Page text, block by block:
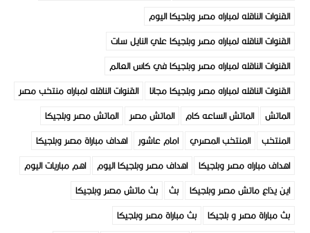
القنوات الناقله لمباراه مصر وبلجيكا اليوم
القنوات الناقله لمباراه مصر وبلجيكا علي النايل سات
القنوات الناقله لمباراه مصر وبلجيكا في كاس العالم
القنوات الناقله لمباراه مصر وبلجيكا مجانا
القنوات الناقله لمباراه منتخب مصر
الماتش
الماتش الساعه كام الماتش مصر
الماتش مصر وبلجيكا
المنتخب
المنتخب المصري امام عاشور
اهداف مباراة مصر وبلجيكا
اهداف مباراه مصر وبلجيكا
اهداف مصر وبلجيكا اليوم
اهم مباريات اليوم
اين يذاع ماتش مصر وبلجيكا
بث
بث ماتش مصر وبلجيكا
بث مباراة مصر و بلجيكا
بث مباراة مصر وبلجيكا